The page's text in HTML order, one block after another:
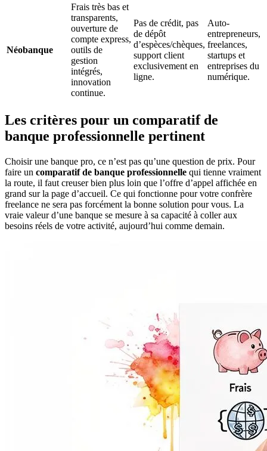
Néobanque
Frais très bas et
transparents,
ouverture de
compte express,
outils de
gestion
intégrés,
innovation
continue.
Pas de crédit, pas
de dépôt
d’espèces/chèques,
support client
exclusivement en
ligne.
Auto-
entrepreneurs,
freelances,
startups et
entreprises du
numérique.
Les critères pour un comparatif de
banque professionnelle pertinent
Choisir une banque pro, ce n’est pas qu’une question de prix. Pour
faire un comparatif de banque professionnelle qui tienne vraiment
la route, il faut creuser bien plus loin que l’offre d’appel affichée en
grand sur la page d’accueil. Ce qui fonctionne pour votre confrère
freelance ne sera pas forcément la bonne solution pour vous. La
vraie valeur d’une banque se mesure à sa capacité à coller aux
besoins réels de votre activité, aujourd’hui comme demain.